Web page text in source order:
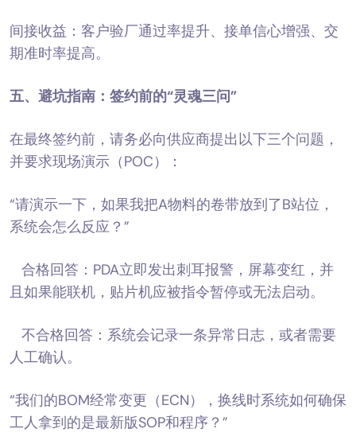
间接收益：客户验厂通过率提升、接单信心增强、交
期准时率提高。
五、避坑指南：签约前的“灵魂三问”
在最终签约前，请务必向供应商提出以下三个问题，
并要求现场演示（POC）：
“请演示一下，如果我把A物料的卷带放到了B站位，
系统会怎么反应？”
合格回答：PDA立即发出刺耳报警，屏幕变红，并
且如果能联机，贴片机应被指令暂停或无法启动。
不合格回答：系统会记录一条异常日志，或者需要
人工确认。
“我们的BOM经常变更（ECN），换线时系统如何确保
工人拿到的是最新版SOP和程序？”